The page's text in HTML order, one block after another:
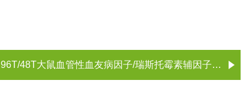
96T/48T大鼠血管性血友病因子/瑞斯托霉素辅因子（VWF）ELISA试剂盒